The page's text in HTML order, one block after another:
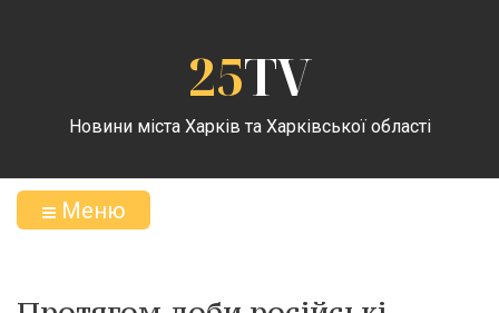
25TV
Новини міста Харків та Харківської області
Меню